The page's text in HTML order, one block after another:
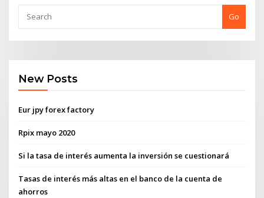
Go
New Posts
Eur jpy forex factory
Rpix mayo 2020
Si la tasa de interés aumenta la inversión se cuestionará
Tasas de interés más altas en el banco de la cuenta de
ahorros